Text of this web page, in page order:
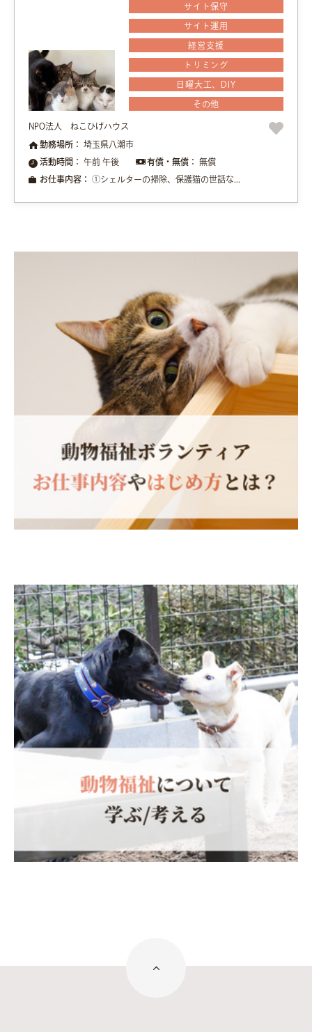
サイト保守
サイト運用
経営支援
トリミング
日曜大工、DIY
その他
NPO法人 ねこひげハウス
勤務場所： 埼玉県八潮市
活動時間： 午前 午後 有償・無償： 無償
お仕事内容： ①シェルターの掃除、保護猫の世話な...